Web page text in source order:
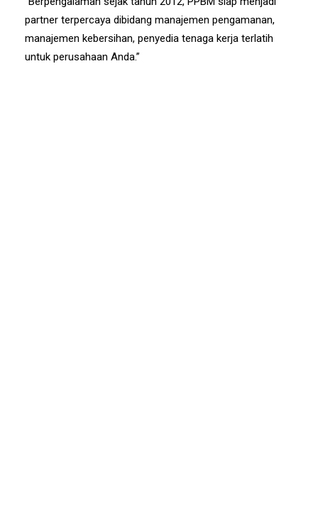
partner terpercaya dibidang manajemen pengamanan,
manajemen kebersihan, penyedia tenaga kerja terlatih
untuk perusahaan Anda.”